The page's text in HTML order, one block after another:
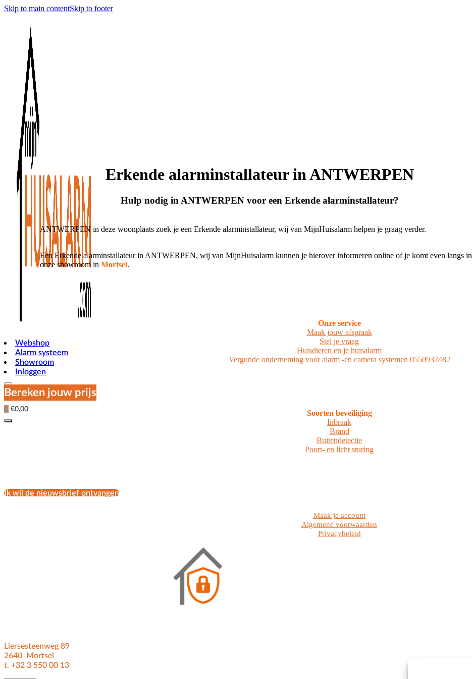
Skip to main contentSkip to footer
Webshop
Alarm systeem
Showroom
Inloggen
Bereken jouw prijs
0 €0,00
Erkende alarminstallateur in ANTWERPEN
Hulp nodig in ANTWERPEN voor een Erkende alarminstallateur?
ANTWERPEN in deze woonplaats zoek je een Erkende alarminstallateur, wij van MijnHuisalarm helpen je graag verder.
Een Erkende alarminstallateur in ANTWERPEN, wij van MijnHuisalarm kunnen je hierover informeren online of je komt even langs in
onze showroom in Mortsel.
Onze service
Maak jouw afspraak
Stel je vraag
Huisdieren en je huisalarm
Vergunde onderneming voor alarm -en camera systemen 0550932482
Soorten beveiliging
Inbraak
Brand
Buitendetectie
Poort- en licht sturing
Ik wil de nieuwsbrief ontvangen
Maak je account
Algemene voorwaarden
Privacybeleid
Liersesteenweg 89
2640 Mortsel
t. +32 3 550 00 13